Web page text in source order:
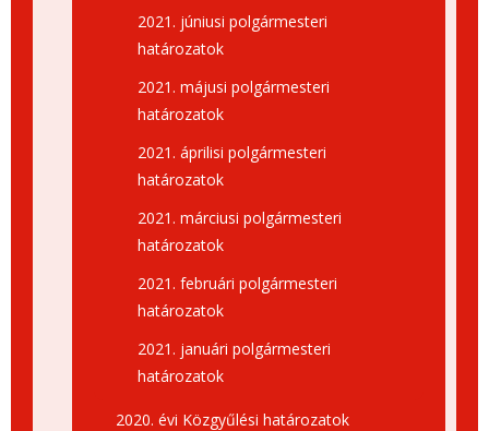
2021. júniusi polgármesteri
határozatok
2021. májusi polgármesteri
határozatok
2021. áprilisi polgármesteri
határozatok
2021. márciusi polgármesteri
határozatok
2021. februári polgármesteri
határozatok
2021. januári polgármesteri
határozatok
2020. évi Közgyűlési határozatok